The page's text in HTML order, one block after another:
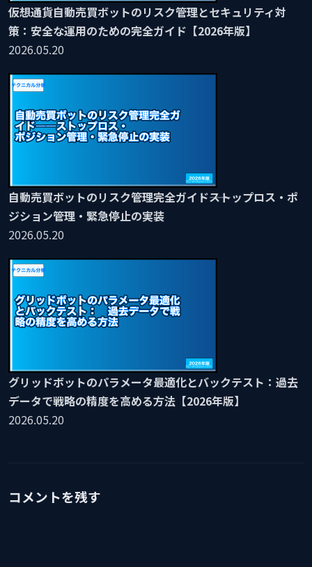
仮想通貨自動売買ボットのリスク管理とセキュリティ対
策：安全な運用のための完全ガイド【2026年版】
2026.05.20
自動売買ボットのリスク管理完全ガイド――ストップロス・ポ
ジション管理・緊急停止の実装
2026.05.20
グリッドボットのパラメータ最適化とバックテスト：過去
データで戦略の精度を高める方法【2026年版】
2026.05.20
コメントを残す